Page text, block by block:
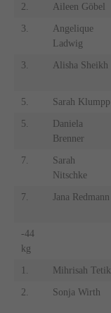
2. Aileen Göbel
3.
Angelique
Ladwig
3. Alisha Sheikh
5. Sarah Klumpp
5.
Daniela
Brenner
7.
Sarah
Nitschke
7. Jana Redmann
-44
kg
1. Mihrisah Tetik
2. Sonja Wirth